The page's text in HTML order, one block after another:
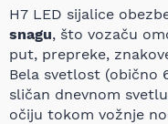
H7 LED sijalice
snagu, što vozaču
put, prepreke,
Bela svetlost (obično
sličan dnevnom
očiju tokom vožnje